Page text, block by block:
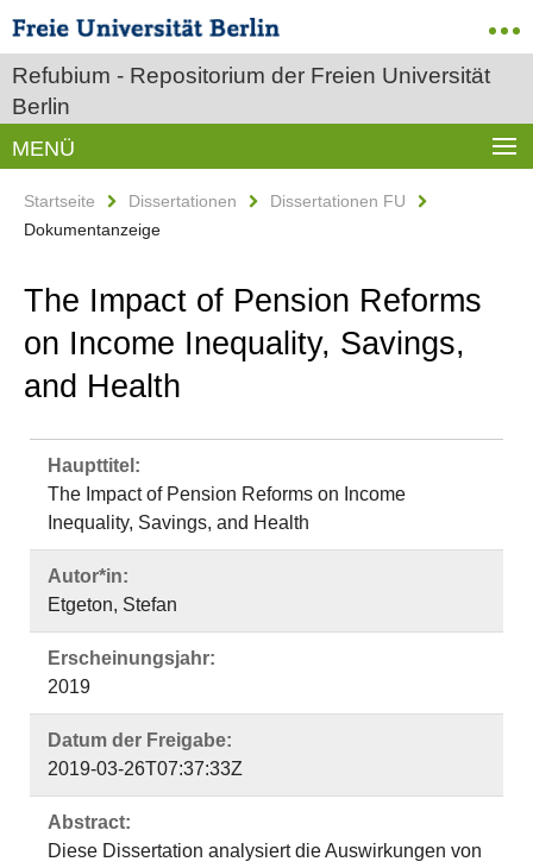
Refubium - Repositorium der Freien Universität
Berlin
MENÜ
Startseite Dissertationen
Dissertationen FU
Dokumentanzeige
The Impact of Pension Reforms
on Income Inequality, Savings,
and Health
Haupttitel:
The Impact of Pension Reforms on Income
Inequality, Savings, and Health
Autor*in:
Etgeton, Stefan
Erscheinungsjahr:
2019
Datum der Freigabe:
2019-03-26T07:37:33Z
Abstract:
Diese Dissertation analysiert die Auswirkungen von